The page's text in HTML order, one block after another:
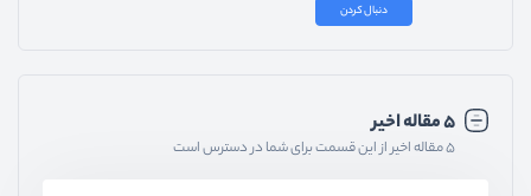
دنبال کردن
۵ مقاله اخیر
۵ مقاله اخیر از این قسمت برای شما در دسترس است